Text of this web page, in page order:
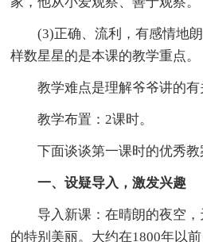
(3)正确、流利，有感情地朗
样数星星的是本课的教学重点。
教学难点是理解爷爷讲的有
教学布置：2课时。
下面谈谈第一课时的优秀教
一、设疑导入，激发兴趣
导入新课：在晴朗的夜空，
的特别美丽。大约在1800年以